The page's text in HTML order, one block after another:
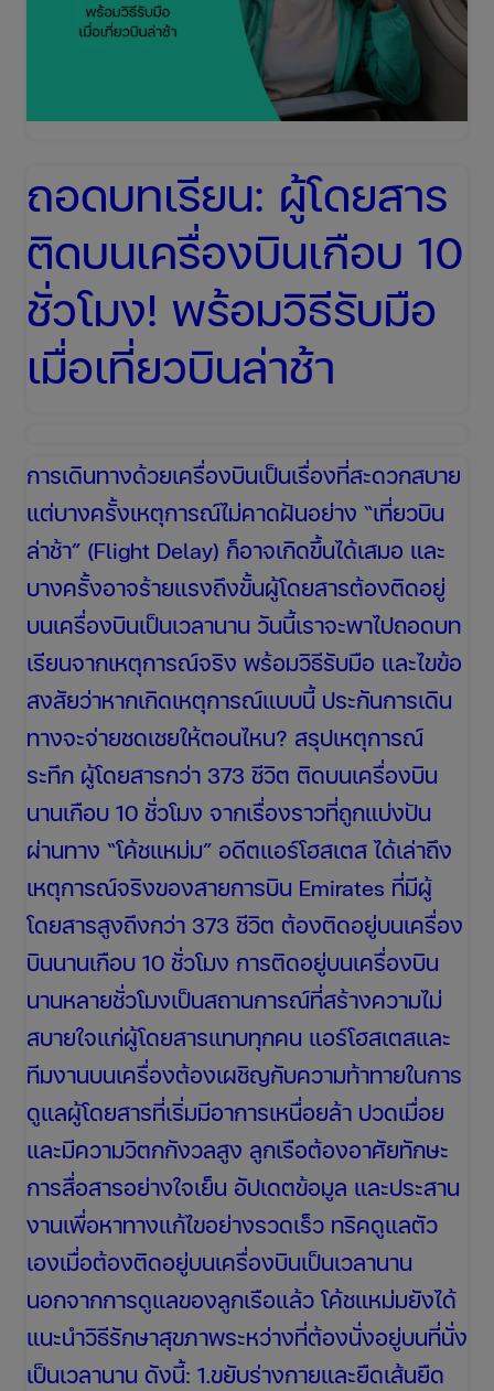
จอร์เจีย
และ
สิ่ง
ต้อง
ทำ
เหตุ
ไม่
คาด
ฝัน
ใน
ต่าง
แดน
ถอดบทเรียน: ผู้โดยสาร
ติดบนเครื่องบินเกือบ 10
ชั่วโมง! พร้อมวิธีรับมือ
เมื่อเที่ยวบินล่าช้า
การเดินทางด้วยเครื่องบินเป็นเรื่องที่สะดวกสบาย
แต่บางครั้งเหตุการณ์ไม่คาดฝันอย่าง “เที่ยวบิน
ล่าช้า” (Flight Delay) ก็อาจเกิดขึ้นได้เสมอ และ
บางครั้งอาจร้ายแรงถึงขั้นผู้โดยสารต้องติดอยู่
บนเครื่องบินเป็นเวลานาน วันนี้เราจะพาไปถอดบท
เรียนจากเหตุการณ์จริง พร้อมวิธีรับมือ และไขข้อ
สงสัยว่าหากเกิดเหตุการณ์แบบนี้ ประกันการเดิน
ทางจะจ่ายชดเชยให้ตอนไหน? สรุปเหตุการณ์
ระทึก ผู้โดยสารกว่า 373 ชีวิต ติดบนเครื่องบิน
นานเกือบ 10 ชั่วโมง จากเรื่องราวที่ถูกแบ่งปัน
ผ่านทาง “โค้ชแหม่ม” อดีตแอร์โฮสเตส ได้เล่าถึง
เหตุการณ์จริงของสายการบิน Emirates ที่มีผู้
โดยสารสูงถึงกว่า 373 ชีวิต ต้องติดอยู่บนเครื่อง
บินนานเกือบ 10 ชั่วโมง การติดอยู่บนเครื่องบิน
นานหลายชั่วโมงเป็นสถานการณ์ที่สร้างความไม่
สบายใจแก่ผู้โดยสารแทบทุกคน แอร์โฮสเตสและ
ทีมงานบนเครื่องต้องเผชิญกับความท้าทายในการ
ดูแลผู้โดยสารที่เริ่มมีอาการเหนื่อยล้า ปวดเมื่อย
และมีความวิตกกังวลสูง ลูกเรือต้องอาศัยทักษะ
การสื่อสารอย่างใจเย็น อัปเดตข้อมูล และประสาน
งานเพื่อหาทางแก้ไขอย่างรวดเร็ว ทริคดูแลตัว
เองเมื่อต้องติดอยู่บนเครื่องบินเป็นเวลานาน
นอกจากการดูแลของลูกเรือแล้ว โค้ชแหม่มยังได้
แนะนำวิธีรักษาสุขภาพระหว่างที่ต้องนั่งอยู่บนที่นั่ง
เป็นเวลานาน ดังนี้: 1.ขยับร่างกายและยืดเส้นยืด